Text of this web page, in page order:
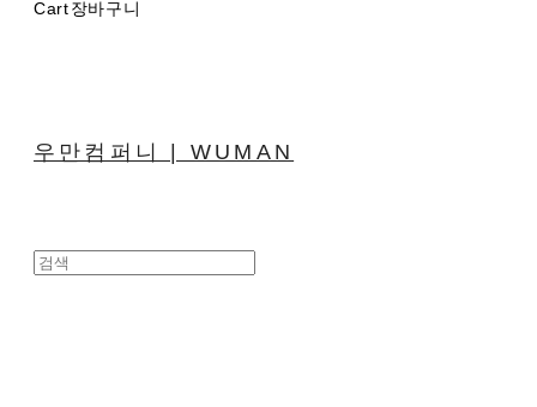
Cart장바구니
우만컴퍼니 | WUMAN